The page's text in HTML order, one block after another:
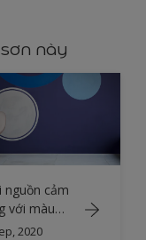
này
nguồn cảm
với màu
chàm ấn
2020